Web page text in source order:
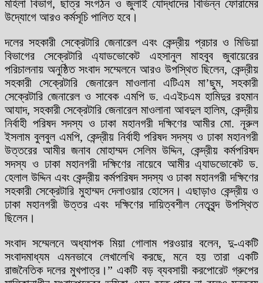
মহিলা বিভাগ, ছাত্র সংগঠন ও জুলাই যোদ্ধাদের বিভিন্ন ফোরামের
উদ্যোগে আরও কর্মসূচি পালিত হবে।
দলের সহকারী সেক্রেটারি জেনারেল এবং কেন্দ্রীয় প্রচার ও মিডিয়া
বিভাগের সেক্রেটারি এ্যাডভোকেট এহসানুল মাহবুব জুবায়েরের
পরিচালনায় অনুষ্ঠিত সংবাদ সম্মেলনে আরও উপস্থিত ছিলেন, কেন্দ্রীয়
সহকারী সেক্রেটারি জেনারেল মাওলানা এটিএম মা’ছুম, সহকারী
সেক্রেটারি জেনারেল ও সাবেক এমপি ড. এএইচএম হামিদুর রহমান
আযাদ, সহকারী সেক্রেটারি জেনারেল মাওলানা আবদুল হালিম, কেন্দ্রীয়
নির্বাহী পরিষদ সদস্য ও ঢাকা মহানগরী দক্ষিণের আমীর মো. নূরুল
ইসলাম বুলবুল এমপি, কেন্দ্রীয় নির্বাহী পরিষদ সদস্য ও ঢাকা মহানগরী
উত্তরের আমীর জনাব মোহাম্মদ সেলিম উদ্দিন, কেন্দ্রীয় কর্মপরিষদ
সদস্য ও ঢাকা মহানগরী দক্ষিণের নায়েবে আমীর এ্যাডভোকেট ড.
হেলাল উদ্দিন এবং কেন্দ্রীয় কর্মপরিষদ সদস্য ও ঢাকা মহানগরী দক্ষিণের
সহকারী সেক্রেটারি মুহাম্মদ দেলাওয়ার হোসেন। এছাড়াও কেন্দ্রীয় ও
ঢাকা মহানগরী উত্তর এবং দক্ষিণের দায়িত্বশীল নেতৃবৃন্দ উপস্থিত
ছিলেন।
সংবাদ সম্মেলনে অধ্যাপক মিয়া গোলাম পরওয়ার বলেন, দু-একটি
সংবাদমাধ্যম এমনভাবে লেখালেখি করছে, মনে হয় তারা একটি
রাজনৈতিক দলের মুখপাত্র।” একটি বড় ব্যবসায়ী করপোরেট গ্রুপের